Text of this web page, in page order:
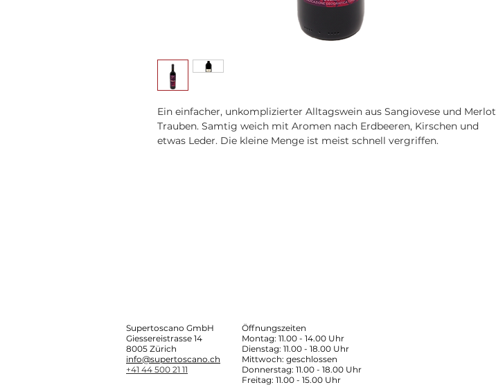
Ein einfacher, unkomplizierter Alltagswein aus Sangiovese und Merlot
Trauben. Samtig weich mit Aromen nach Erdbeeren, Kirschen und
etwas Leder. Die kleine Menge ist meist schnell vergriffen.
Supertoscano GmbH
Giessereistrasse 14
8005 Zürich
info@supertoscano.ch
+41 44 500 21 11
Öffnungszeiten
Montag: 11.00 - 14.00 Uhr
Dienstag: 11.00 - 18.00 Uhr
Mittwoch: geschlossen
Donnerstag: 11.00 - 18.00 Uhr
Freitag: 11.00 - 15.00 Uhr